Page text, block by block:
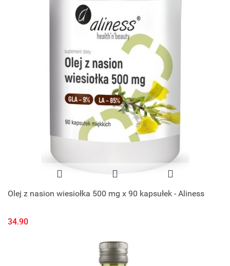
Olej z nasion wiesiołka 500 mg x 90 kapsułek - Aliness
34.90